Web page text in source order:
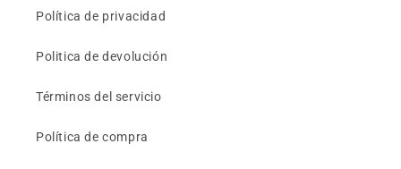
Política de privacidad
Politica de devolución
Términos del servicio
Política de compra